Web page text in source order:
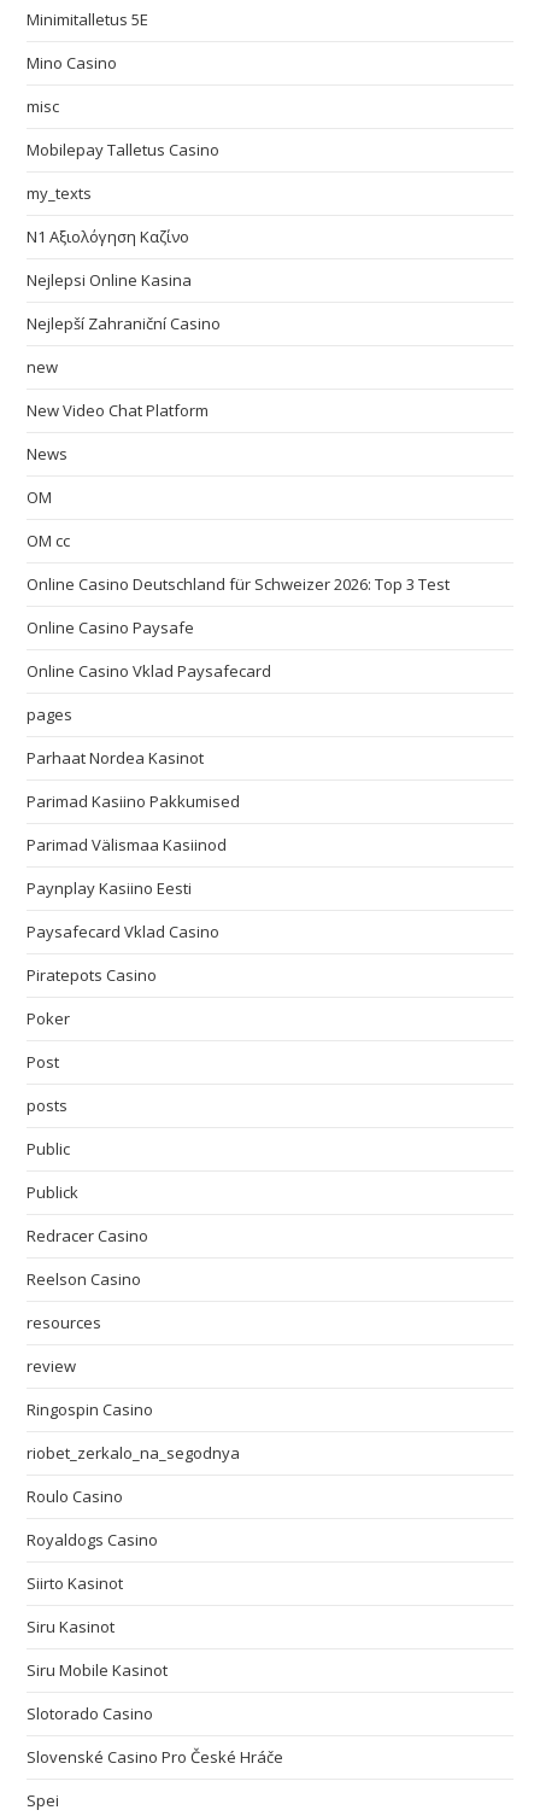
Minimitalletus 5E
Mino Casino
misc
Mobilepay Talletus Casino
my_texts
N1 Αξιολόγηση Καζίνο
Nejlepsi Online Kasina
Nejlepší Zahraniční Casino
new
New Video Chat Platform
News
OM
OM cc
Online Casino Deutschland für Schweizer 2026: Top 3 Test
Online Casino Paysafe
Online Casino Vklad Paysafecard
pages
Parhaat Nordea Kasinot
Parimad Kasiino Pakkumised
Parimad Välismaa Kasiinod
Paynplay Kasiino Eesti
Paysafecard Vklad Casino
Piratepots Casino
Poker
Post
posts
Public
Publick
Redracer Casino
Reelson Casino
resources
review
Ringospin Casino
riobet_zerkalo_na_segodnya
Roulo Casino
Royaldogs Casino
Siirto Kasinot
Siru Kasinot
Siru Mobile Kasinot
Slotorado Casino
Slovenské Casino Pro České Hráče
Spei